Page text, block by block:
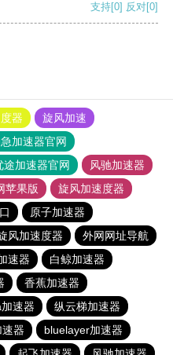
支持[0] 反对[0]
器
旋风加速
加速器官网
途加速器官网
风驰加速器
苹果版
旋风加速度器
原子加速器
风加速度器
外网网址导航
速器
白鲸加速器
香蕉加速器
速器
纵云梯加速器
器
bluelayer加速器